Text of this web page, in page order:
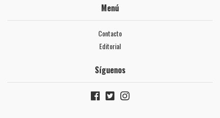
Menú
Contacto
Editorial
Síguenos